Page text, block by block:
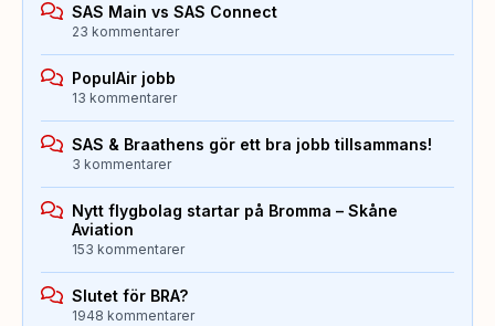
SAS Main vs SAS Connect
23 kommentarer
PopulAir jobb
13 kommentarer
SAS & Braathens gör ett bra jobb tillsammans!
3 kommentarer
Nytt flygbolag startar på Bromma – Skåne
Aviation
153 kommentarer
Slutet för BRA?
1948 kommentarer